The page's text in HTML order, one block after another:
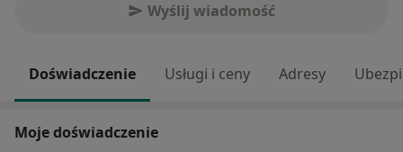
Wyślij wiadomość
Doświadczenie Usługi i ceny Adresy
Moje doświadczenie